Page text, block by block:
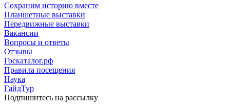
Сохраним историю вместе
Планшетные выставки
Передвижные выставки
Вакансии
Вопросы и ответы
Отзывы
Госкаталог.рф
Правила посещения
Наука
ГайдТур
Подпишитесь на рассылку